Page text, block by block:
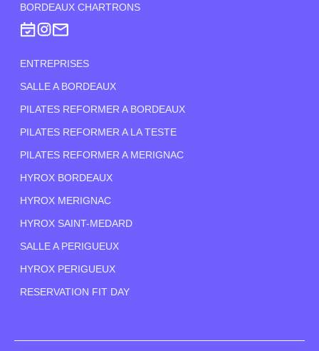
BORDEAUX CHARTRONS
ENTREPRISES
SALLE A BORDEAUX
PILATES REFORMER A BORDEAUX
PILATES REFORMER A LA TESTE
PILATES REFORMER A MERIGNAC
HYROX BORDEAUX
HYROX MERIGNAC
HYROX SAINT-MEDARD
SALLE A PERIGUEUX
HYROX PERIGUEUX
RESERVATION FIT DAY